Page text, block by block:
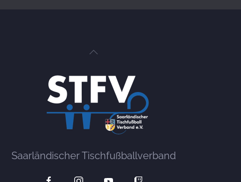
Saarländischer Tischfußballverband